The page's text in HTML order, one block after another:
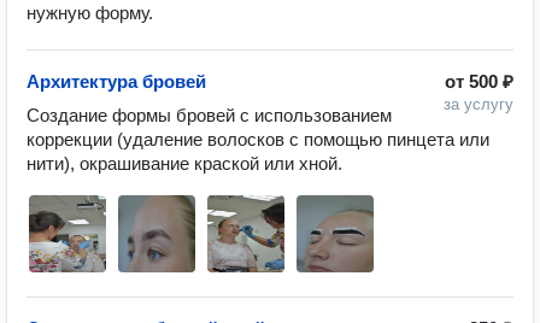
нужную форму.
от 500 ₽
за услугу
Архитектура бровей
Создание формы бровей с использованием
коррекции (удаление волосков с помощью пинцета или
нити), окрашивание краской или хной.